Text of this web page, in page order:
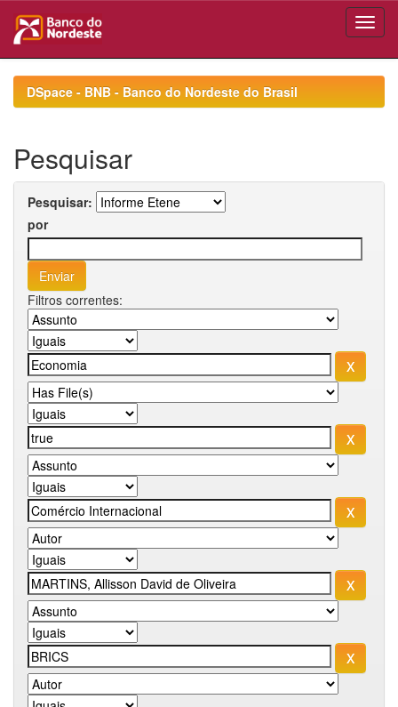
navigationDSpace - BNB - Banco do Nordeste do Brasil
Pesquisar
Pesquisar:
por
Filtros correntes: